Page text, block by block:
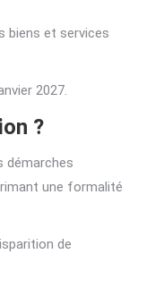
biens et services
2027.
?
démarches
une formalité
de